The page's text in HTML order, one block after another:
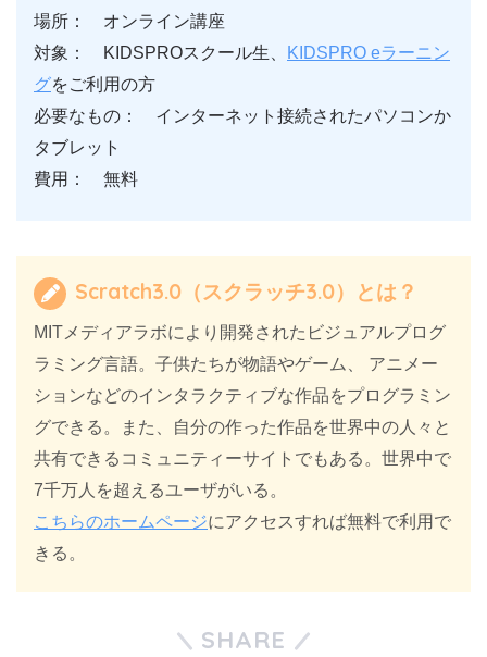
場所： オンライン講座
対象： KIDSPROスクール生、
KIDSPRO eラーニン
グをご利用の方
必要なもの： インターネット接続されたパソコンか
タブレット
費用： 無料
Scratch3.0（スクラッチ3.0）とは？
MITメディアラボにより開発されたビジュアルプログ
ラミング言語。子供たちが物語やゲーム、 アニメー
ションなどのインタラクティブな作品をプログラミン
グできる。また、自分の作った作品を世界中の人々と
共有できるコミュニティーサイトでもある。世界中で
7千万人を超えるユーザがいる。
こちらのホームページにアクセスすれば無料で利用で
きる。
SHARE